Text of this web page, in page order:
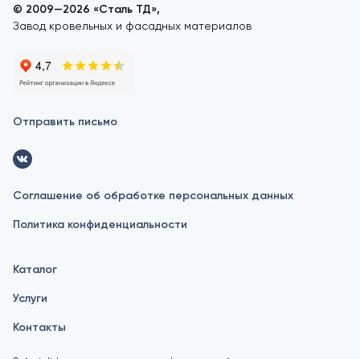
© 2009—2026 «Сталь ТД»,
Завод кровельных и фасадных материалов
Отправить письмо
Соглашение об обработке персональных данных
Политика конфиденциальности
Каталог
Услуги
Контакты